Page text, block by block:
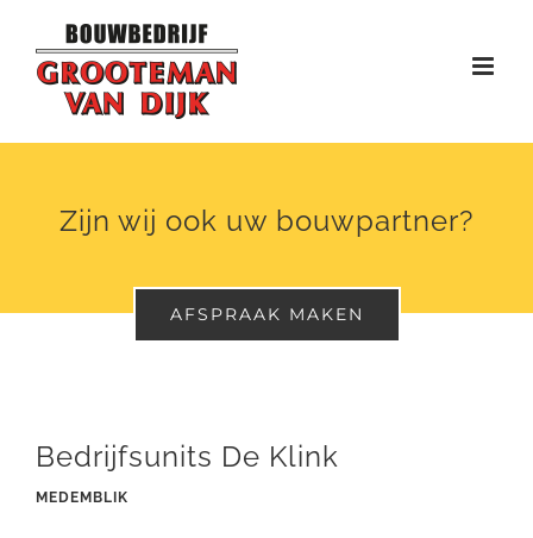
Zijn wij ook uw bouwpartner?
AFSPRAAK MAKEN
Bedrijfsunits De Klink
MEDEMBLIK